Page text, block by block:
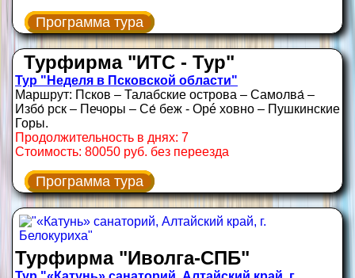
Программа тура
Турфирма "ИТС - Тур"
Тур "Неделя в Псковской области"
Маршрут: Псков – Талабские острова – Самолва́ –
Избо́ рск – Печоры – Се́ беж - Орé ховно – Пушкинские
Горы.
Продолжительность в днях: 7
Стоимость: 80050 руб. без переезда
Программа тура
Турфирма "Иволга-СПБ"